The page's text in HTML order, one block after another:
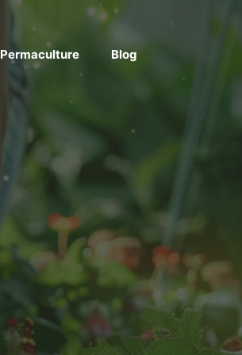
Permaculture Blog